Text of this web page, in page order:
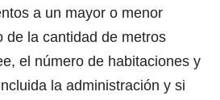
a un mayor o menor
de la cantidad de metros
el número de habitaciones y
la administración y si